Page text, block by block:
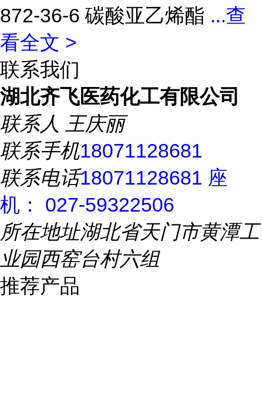
872-36-6 碳酸亚乙烯酯 ...查
看全文 >
联系我们
湖北齐飞医药化工有限公司
联系人 王庆丽
联系手机18071128681
联系电话18071128681 座
机： 027-59322506
所在地址湖北省天门市黄潭工
业园西窑台村六组
推荐产品